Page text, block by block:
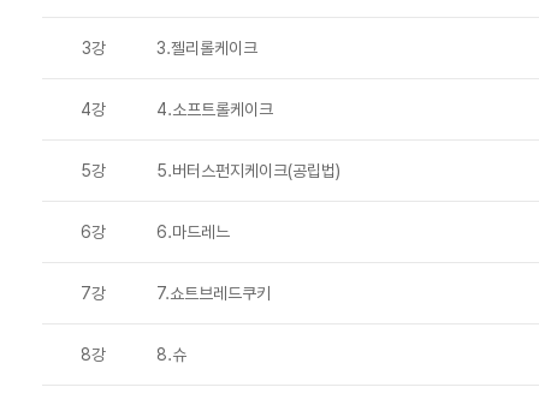
3강 3.젤리롤케이크
4강 4.소프트롤케이크
5강 5.버터스펀지케이크(공립법)
6강 6.마드레느
7강 7.쇼트브레드쿠키
8강 8.슈